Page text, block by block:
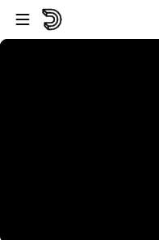
Passer au player
Passer au contenu principal